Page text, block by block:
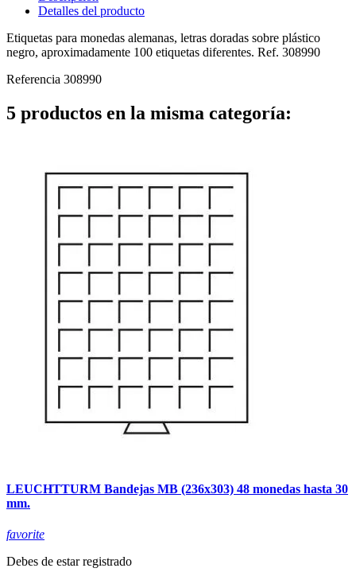
Detalles del producto
Etiquetas para monedas alemanas, letras doradas sobre plástico
negro, aproximadamente 100 etiquetas diferentes. Ref. 308990
Referencia 308990
5 productos en la misma categoría:
LEUCHTTURM Bandejas MB (236x303) 48 monedas hasta 30
mm.
favorite
Debes de estar registrado